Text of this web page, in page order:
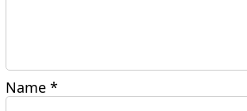
Name*